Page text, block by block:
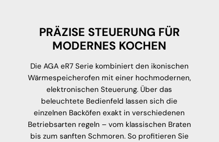
PRÄZISE STEUERUNG FÜR
MODERNES KOCHEN
Die AGA eR7 Serie kombiniert den ikonischen
Wärmespeicherofen mit einer hochmodernen,
elektronischen Steuerung. Über das
beleuchtete Bedienfeld lassen sich die
einzelnen Backöfen exakt in verschiedenen
Betriebsarten regeln – vom klassischen Braten
bis zum sanften Schmoren. So profitieren Sie